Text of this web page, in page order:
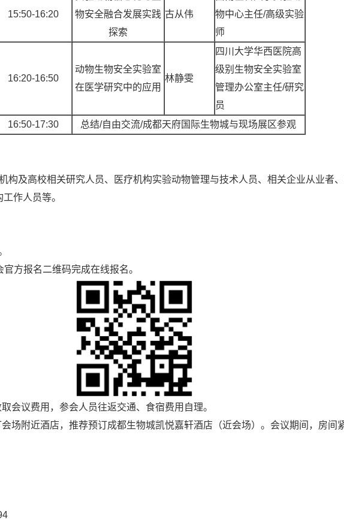
15:50-16:20
物安全融合发展实践
探索
古从伟
物中心主任/高级实验
师
16:20-16:50
动物生物安全实验室
在医学研究中的应用
林静雯
四川大学华西医院高
级别生物安全实验室
管理办公室主任/研究
员
16:50-17:30 总结/自由交流/成都天府国际生物城与现场展区参观
及高校相关研究人员、医疗机构实验动物管理与技术人员、相关企业从业者
作人员等。
方报名二维码完成在线报名。
会议费用，参会人员往返交通、食宿费用自理。
场附近酒店，推荐预订成都生物城凯悦嘉轩酒店（近会场）。会议期间，房间